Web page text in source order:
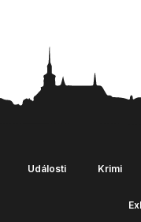
Události Krimi